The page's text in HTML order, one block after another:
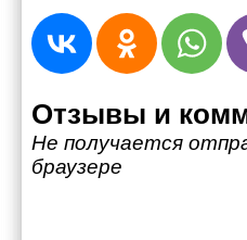
Отзывы и
Не получается
браузере